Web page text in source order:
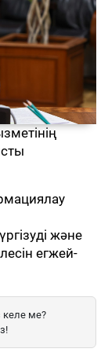
және
егжей-
келе ме?